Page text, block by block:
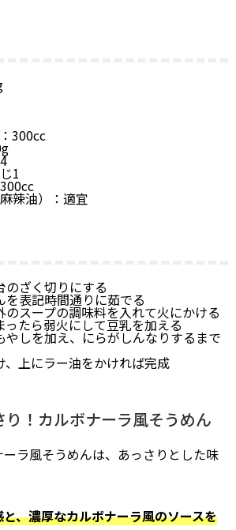
300cc
1
辣油）：適宜
のざく切りにする
を表記時間通りに茹でる
のスープの調味料を入れて火にかける
ったら弱火にして豆乳を加える
やしを加え、にらがしんなりするまで
、上にラー油をかければ完成
り！カルボナーラ風そうめん
ラ風そうめんは、あっさりとした味
、濃厚なカルボナーラ風のソースを